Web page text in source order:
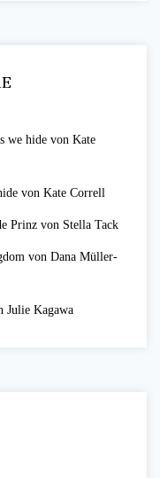
we hide von Kate
von Kate Correll
Prinz von Stella Tack
von Dana Müller-
Julie Kagawa